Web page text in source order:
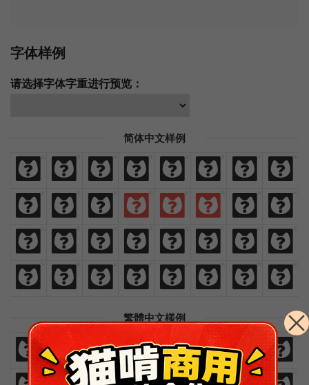
字体样例
请选择字体字重进行预览：
简体中文样例
免 费 商
商 业
业 汉 语 字
字 体
体
欢 迎 来 猫 啃 网 设 计
热 爱 与 执 着 时 间 里
闪 烁 灿
灿 烂
烂 鲜 艳 绚
绚 丽
丽
繁體中文樣例
免 費 商 業 漢 語 字 體
體
歡 迎 來 貓 啃 設